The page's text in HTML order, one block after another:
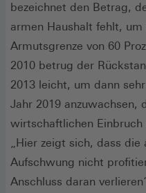
bezeichnet den Betrag,
armen Haushalt fehlt,
Armutsgrenze von 60
2010 betrug der
2013 leicht, um dann
Jahr 2019 anzuwachsen,
wirtschaftlichen Einbruch
„Hier zeigt sich, dass
Aufschwung nicht
Anschluss daran